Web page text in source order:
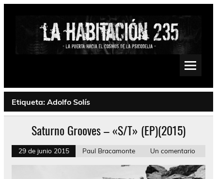
Saltar
Psychedelic, Stoner, Doom, Sludge, Fuzz, Space, Drone
Etiqueta: Adolfo Solís
Saturno Grooves – «S/T» (EP)(2015)
29 de junio 2015 Paul Bracamonte Un comentario